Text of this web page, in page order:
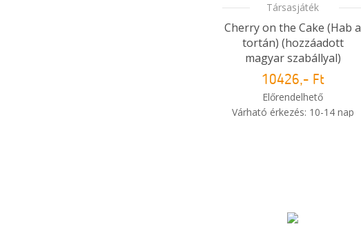
Társasjáték
Cherry on the Cake (Hab a
tortán) (hozzáadott
magyar szabállyal)
10426,- Ft
Előrendelhető
Várható érkezés: 10-14 nap